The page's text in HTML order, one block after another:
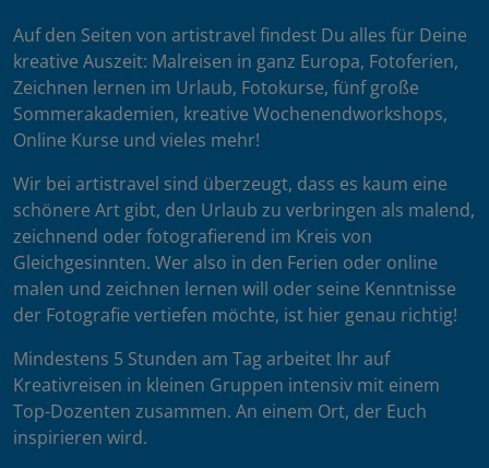
Auf den Seiten von artistravel findest Du alles für Deine
kreative Auszeit: Malreisen in ganz Europa, Fotoferien,
Zeichnen lernen im Urlaub, Fotokurse, fünf große
Sommerakademien, kreative Wochenendworkshops,
Online Kurse und vieles mehr!
Wir bei artistravel sind überzeugt, dass es kaum eine
schönere Art gibt, den Urlaub zu verbringen als malend,
zeichnend oder fotografierend im Kreis von
Gleichgesinnten. Wer also in den Ferien oder online
malen und zeichnen lernen will oder seine Kenntnisse
der Fotografie vertiefen möchte, ist hier genau richtig!
Mindestens 5 Stunden am Tag arbeitet Ihr auf
Kreativreisen in kleinen Gruppen intensiv mit einem
Top-Dozenten zusammen. An einem Ort, der Euch
inspirieren wird.